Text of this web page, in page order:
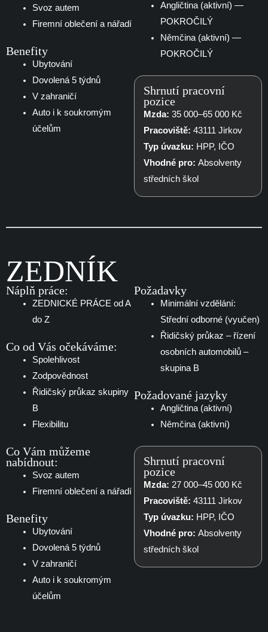
Svoz autem
Firemní oblečení a nářadí
Benefity
Ubytování
Dovolená 5 týdnů
V zahraničí
Auto i k soukromým
účelům
Angličtina (aktivní) —
POKROČILÝ
Němčina (aktivní) —
POKROČILÝ
Shrnutí pracovní
pozice
Mzda: 35 000–65 000 Kč
Pracoviště: 43111 Jirkov
Typ úvazku: HPP, IČO
Vhodné pro: Absolventy
středních škol
ZEDNÍK
Náplň práce:
ZEDNICKÉ PRÁCE od A
do Z
Co od Vás očekáváme:
Spolehlivost
Zodpovědnost
Řidičský průkaz skupiny
B
Flexibilitu
Co Vám můžeme
nabídnout:
Svoz autem
Firemní oblečení a nářadí
Benefity
Ubytování
Dovolená 5 týdnů
V zahraničí
Auto i k soukromým
účelům
Požadavky
Minimální vzdělání:
Střední odborné (vyučen)
Řidičský průkaz – řízení
osobních automobilů –
skupina B
Požadované jazyky
Angličtina (aktivní)
Němčina (aktivní)
Shrnutí pracovní
pozice
Mzda: 27 000–45 000 Kč
Pracoviště: 43111 Jirkov
Typ úvazku: HPP, IČO
Vhodné pro: Absolventy
středních škol